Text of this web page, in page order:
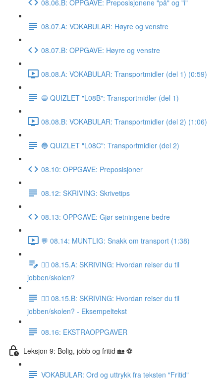
08.06.B: OPPGAVE: Preposisjonene "på" og "i"
08.07.A: VOKABULAR: Høyre og venstre
08.07.B: OPPGAVE: Høyre og venstre
08.08.A: VOKABULAR: Transportmidler (del 1) (0:59)
🔵 QUIZLET "L08B": Transportmidler (del 1)
08.08.B: VOKABULAR: Transportmidler (del 2) (1:06)
🔵 QUIZLET "L08C": Transportmidler (del 2)
08.10: OPPGAVE: Preposisjoner
08.12: SKRIVING: Skrivetips
08.13: OPPGAVE: Gjør setningene bedre
💬 08.14: MUNTLIG: Snakk om transport (1:38)
✍🏼 08.15.A: SKRIVING: Hvordan reiser du til
jobben/skolen?
✍🏼 08.15.B: SKRIVING: Hvordan reiser du til
jobben/skolen? - Eksempeltekst
08.16: EKSTRAOPPGAVER
Leksjon 9: Bolig, jobb og fritid 🏡 ⚽️
VOKABULAR: Ord og uttrykk fra teksten "Fritid"